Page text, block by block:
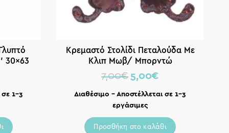
30×63
σε 1-3
Κρεμαστό Στολίδι Πεταλούδα Με
Κλιπ Μωβ/ Μπορντώ
7,00€ 5,00€
Διαθέσιμο – Αποστέλλεται σε 1-3
εργάσιμες
Προσθήκη στο καλάθι